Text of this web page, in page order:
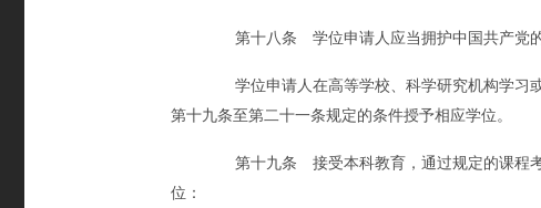
第十八条 学位申请人应当拥护中国共产党的
学位申请人在高等学校、科学研究机构学习或
第十九条至第二十一条规定的条件授予相应学位。
第十九条 接受本科教育，通过规定的课程考
位：